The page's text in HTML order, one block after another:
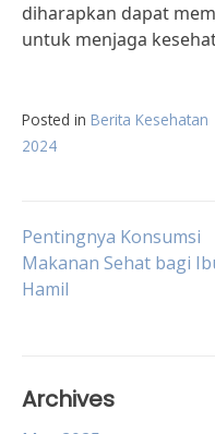
diharapkan dapat
untuk menjaga
Posted in Berita Kesehatan
2024
Post
navigation
Pentingnya Konsumsi
Makanan Sehat bagi
Hamil
Archives